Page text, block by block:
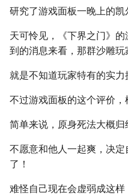
研究了游戏面板一晚上的凯
天可怜见，《下界之门》
到的消息来看，那群沙雕玩
就是不知道玩家特有的实力
不过游戏面板的这个评价，
简单来说，原身死法大概
不愿意和他人一起爽，决
了！
难怪自己现在会虚弱成这